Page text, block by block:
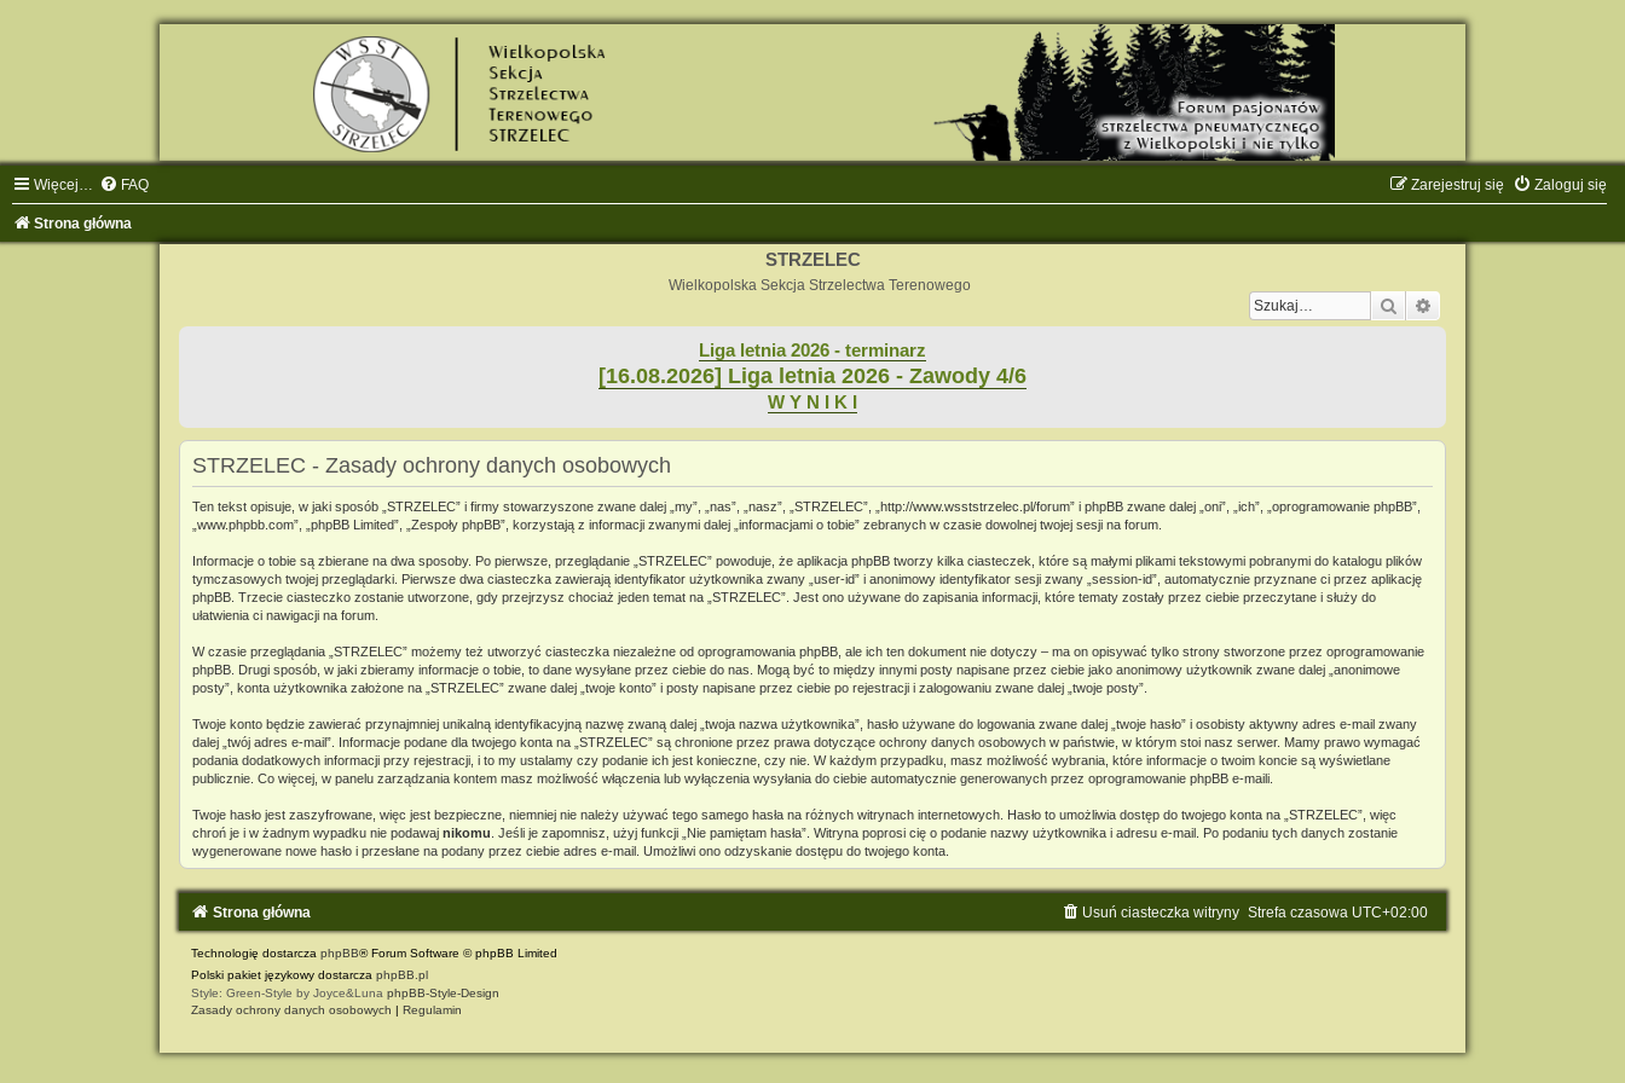
Więcej… FAQ Zaloguj się
Zarejestruj się
Strona główna
STRZELEC
Wielkopolska Sekcja Strzelectwa Terenowego
Szukaj
Liga letnia 2026 - terminarz
[16.08.2026] Liga letnia 2026 - Zawody 4/6
W Y N I K I
STRZELEC - Zasady ochrony danych osobowych
Ten tekst opisuje, w jaki sposób „STRZELEC” i firmy stowarzyszone zwane dalej „my”, „nas”, „nasz”, „STRZELEC”, „http://www.wsststrzelec.pl/forum” i phpBB zwane dalej „oni”, „ich”, „oprogramowanie phpBB”,
„www.phpbb.com”, „phpBB Limited”, „Zespoły phpBB”, korzystają z informacji zwanymi dalej „informacjami o tobie” zebranych w czasie dowolnej twojej sesji na forum.
Informacje o tobie są zbierane na dwa sposoby. Po pierwsze, przeglądanie „STRZELEC” powoduje, że aplikacja phpBB tworzy kilka ciasteczek, które są małymi plikami tekstowymi pobranymi do katalogu plików
tymczasowych twojej przeglądarki. Pierwsze dwa ciasteczka zawierają identyfikator użytkownika zwany „user-id” i anonimowy identyfikator sesji zwany „session-id”, automatycznie przyznane ci przez aplikację
phpBB. Trzecie ciasteczko zostanie utworzone, gdy przejrzysz chociaż jeden temat na „STRZELEC”. Jest ono używane do zapisania informacji, które tematy zostały przez ciebie przeczytane i służy do
ułatwienia ci nawigacji na forum.
W czasie przeglądania „STRZELEC” możemy też utworzyć ciasteczka niezależne od oprogramowania phpBB, ale ich ten dokument nie dotyczy – ma on opisywać tylko strony stworzone przez oprogramowanie
phpBB. Drugi sposób, w jaki zbieramy informacje o tobie, to dane wysyłane przez ciebie do nas. Mogą być to między innymi posty napisane przez ciebie jako anonimowy użytkownik zwane dalej „anonimowe
posty”, konta użytkownika założone na „STRZELEC” zwane dalej „twoje konto” i posty napisane przez ciebie po rejestracji i zalogowaniu zwane dalej „twoje posty”.
Twoje konto będzie zawierać przynajmniej unikalną identyfikacyjną nazwę zwaną dalej „twoja nazwa użytkownika”, hasło używane do logowania zwane dalej „twoje hasło” i osobisty aktywny adres e-mail zwany
dalej „twój adres e-mail”. Informacje podane dla twojego konta na „STRZELEC” są chronione przez prawa dotyczące ochrony danych osobowych w państwie, w którym stoi nasz serwer. Mamy prawo wymagać
podania dodatkowych informacji przy rejestracji, i to my ustalamy czy podanie ich jest konieczne, czy nie. W każdym przypadku, masz możliwość wybrania, które informacje o twoim koncie są wyświetlane
publicznie. Co więcej, w panelu zarządzania kontem masz możliwość włączenia lub wyłączenia wysyłania do ciebie automatycznie generowanych przez oprogramowanie phpBB e-maili.
Twoje hasło jest zaszyfrowane, więc jest bezpieczne, niemniej nie należy używać tego samego hasła na różnych witrynach internetowych. Hasło to umożliwia dostęp do twojego konta na „STRZELEC”, więc
chroń je i w żadnym wypadku nie podawaj nikomu . Jeśli je zapomnisz, użyj funkcji „Nie pamiętam hasła”. Witryna poprosi cię o podanie nazwy użytkownika i adresu e-mail. Po podaniu tych danych zostanie
wygenerowane nowe hasło i przesłane na podany przez ciebie adres e-mail. Umożliwi ono odzyskanie dostępu do twojego konta.
Strona główna Strefa czasowa UTC+02:00
Usuń ciasteczka witryny
Technologię dostarcza phpBB® Forum Software © phpBB Limited
Polski pakiet językowy dostarcza phpBB.pl
Style: Green-Style by Joyce&Luna phpBB-Style-Design
Zasady ochrony danych osobowych | Regulamin